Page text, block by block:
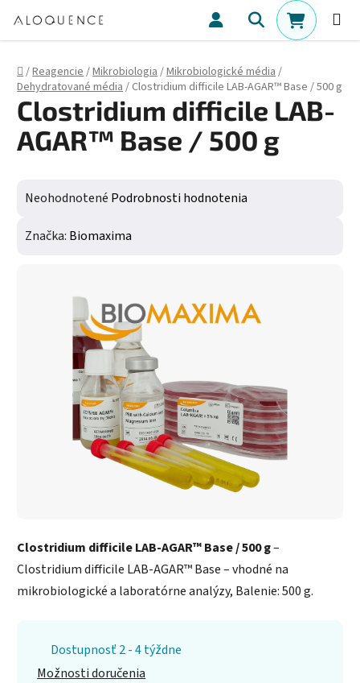
Hľadať
Domov
/Reagencie/Mikrobiologia/Mikrobiologické média/
Dehydratované média/ Clostridium difficile LAB-AGAR™ Base / 500 g
Clostridium difficile LAB-AGAR™ Base / 500 g–
Clostridium difficile LAB-AGAR™ Base – vhodné na
mikrobiologické a laboratórne analýzy, Balenie: 500 g.
Dostupnosť 2 - 4 týždne
Možnosti doručenia
Clostridium difficile LAB-
AGAR™ Base / 500 g
Priemerné hodnotenie produktu je 0,0 z 5 hviezdičiek.
Neohodnotené Podrobnosti hodnotenia
Značka: Biomaxima